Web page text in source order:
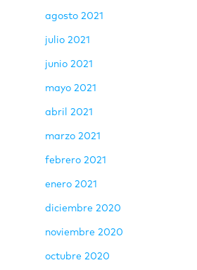
agosto 2021
julio 2021
junio 2021
mayo 2021
abril 2021
marzo 2021
febrero 2021
enero 2021
diciembre 2020
noviembre 2020
octubre 2020